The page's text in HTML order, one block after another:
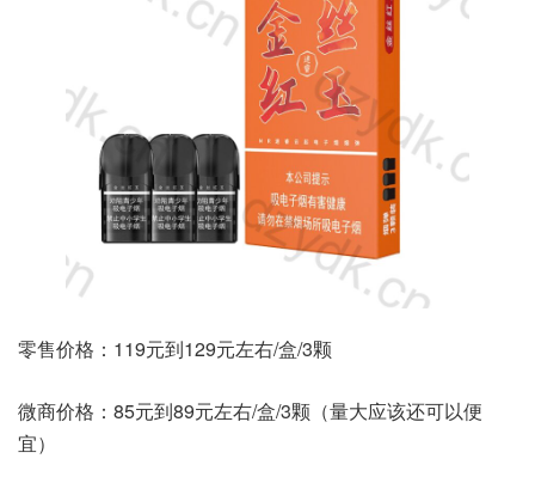
零售价格：119元到129元左右/盒/3颗
微商价格：85元到89元左右/盒/3颗（量大应该还可以便
宜）